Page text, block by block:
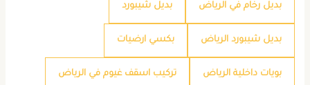
بديل رخام في الرياض بديل شيبورد
بديل شيبورد الرياض بكسي ارضيات
بويات داخلية الرياض تركيب اسقف غيوم في الرياض